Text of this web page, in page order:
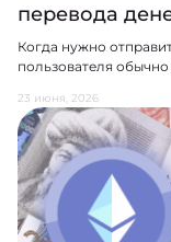
перевода
Когда нужно
пользователя
23 июня, 2026